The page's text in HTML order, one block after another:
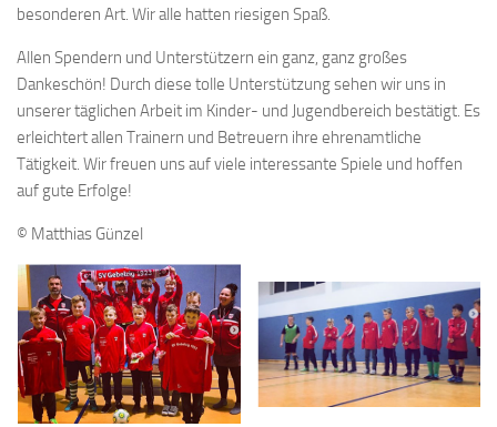
besonderen Art. Wir alle hatten riesigen Spaß.
Allen Spendern und Unterstützern ein ganz, ganz großes
Dankeschön! Durch diese tolle Unterstützung sehen wir uns in
unserer täglichen Arbeit im Kinder- und Jugendbereich bestätigt. Es
erleichtert allen Trainern und Betreuern ihre ehrenamtliche
Tätigkeit. Wir freuen uns auf viele interessante Spiele und hoffen
auf gute Erfolge!
© Matthias Günzel